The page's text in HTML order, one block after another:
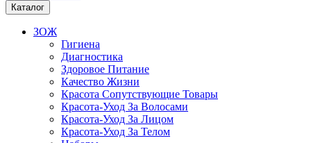
Каталог
ЗОЖ
Гигиена
Диагностика
Здоровое Питание
Качество Жизни
Красота Сопутствующие Товары
Красота-Уход За Волосами
Красота-Уход За Лицом
Красота-Уход За Телом